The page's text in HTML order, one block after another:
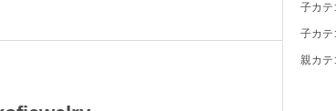
子カテ
子カテ
親カテ